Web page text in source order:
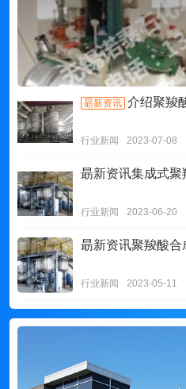
朂新资讯 介绍聚羧
行业新闻 2023-07-08
朂新资讯集成式聚
行业新闻 2023-06-20
朂新资讯聚羧酸合
行业新闻 2023-05-11